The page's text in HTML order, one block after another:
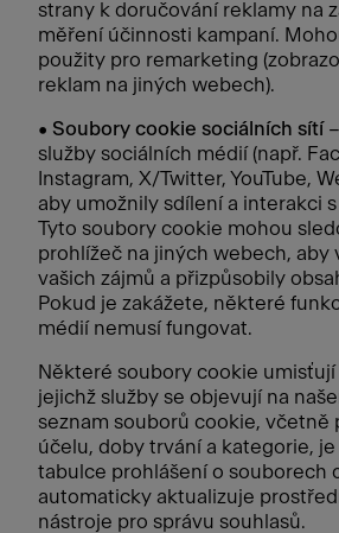
strany k doručování reklamy na
měření účinnosti kampaní.
použity pro remarketing
reklam na jiných webech).
• Soubory cookie sociálních sítí–
služby sociálních médií (např.
Instagram, X/Twitter, YouTube,
aby umožnily sdílení a interakci
Tyto soubory cookie mohou
prohlížeč na jiných webech, aby
vašich zájmů a přizpůsobily
Pokud je zakážete, některé
médií nemusí fungovat.
Některé soubory cookie
jejichž služby se objevují na
seznam souborů cookie, včetně
účelu, doby trvání a kategorie,
tabulce prohlášení o souborech
automaticky aktualizuje
nástroje pro správu souhlasů.